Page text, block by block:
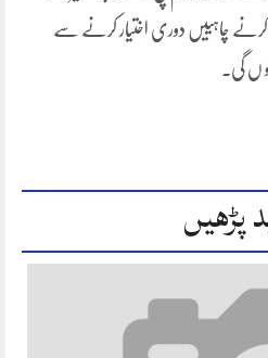
چاہییں دوری اختیار کرنے سے
ں گی۔
پڑھیں